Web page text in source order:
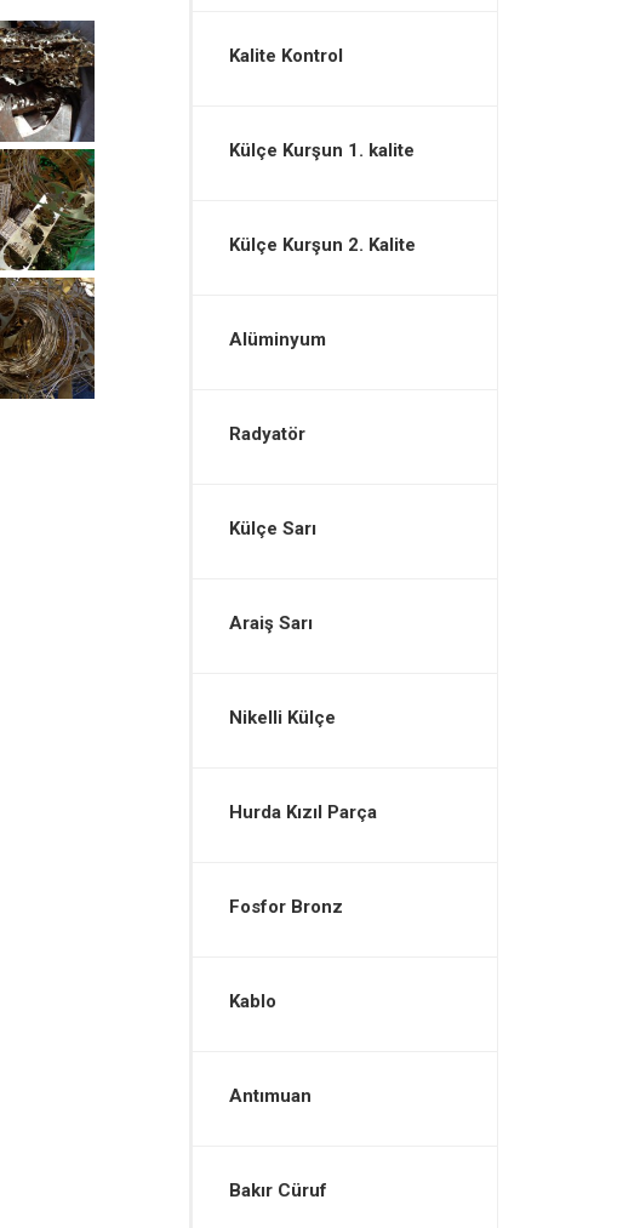
Kalite Kontrol
Külçe Kurşun 1. kalite
Külçe Kurşun 2. Kalite
Alüminyum
Radyatör
Külçe Sarı
Araiş Sarı
Nikelli Külçe
Hurda Kızıl Parça
Fosfor Bronz
Kablo
Antımuan
Bakır Cüruf